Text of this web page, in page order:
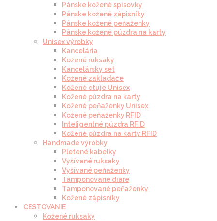
Pánske kožené spisovky
Pánske kožené zápisníky
Pánske kožené peňaženky
Pánske kožené púzdra na karty
Unisex výrobky
Kancelária
Kožené ruksaky
Kancelársky set
Kožené zakladače
Kožené etuje Unisex
Kožené púzdra na karty
Kožené peňaženky Unisex
Kožené peňaženky RFID
Inteligentné púzdra RFID
Kožené púzdra na karty RFID
Handmade výrobky
Pletené kabelky
Vyšívané ruksaky
Vyšívané peňaženky
Tamponované diáre
Tamponované peňaženky
Kožené zápisníky
CESTOVANIE
Kožené ruksaky